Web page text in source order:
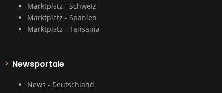
Marktplatz - Schweiz
Marktplatz - Spanien
Marktplatz - Tansania
Newsportale
News - Deutschland